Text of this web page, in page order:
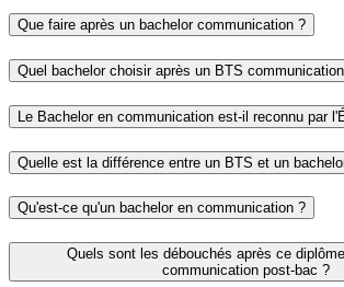
Que faire après un bachelor communication ?
Quel bachelor choisir après un BTS
Le Bachelor en communication est-il reconnu par
Quelle est la différence entre un BTS et un
Qu'est-ce qu'un bachelor en communication ?
Quels sont les débouchés après ce
communication post-bac ?